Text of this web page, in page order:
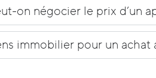
on négocier le prix d’un
immobilier pour un